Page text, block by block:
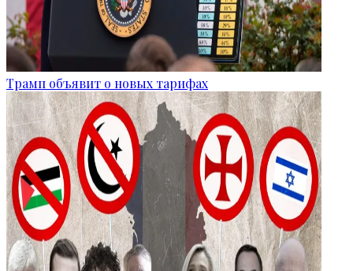
Трамп объявит о новых тарифах